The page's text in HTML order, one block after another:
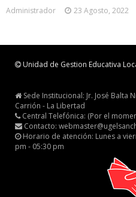
Administrador 23 Agosto, 2022
Unidad de Gestion Educativa
Sede Institucional: Jr. José Balta
Carrión - La Libertad
Central Telefónica: (Por el
Contacto:
Horario de atención: Lunes a
pm - 05:30 pm